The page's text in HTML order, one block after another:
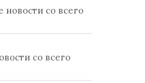
со всего
со всего